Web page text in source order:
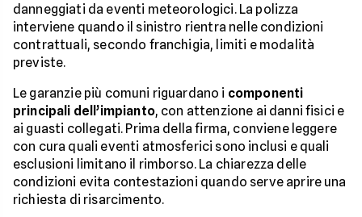
danneggiati da eventi meteorologici. La polizza
interviene quando il sinistro rientra nelle condizioni
contrattuali, secondo franchigia, limiti e modalità
previste.
Le garanzie più comuni riguardano i componenti
principali dell’impianto, con attenzione ai danni fisici e
ai guasti collegati. Prima della firma, conviene leggere
con cura quali eventi atmosferici sono inclusi e quali
esclusioni limitano il rimborso. La chiarezza delle
condizioni evita contestazioni quando serve aprire una
richiesta di risarcimento.